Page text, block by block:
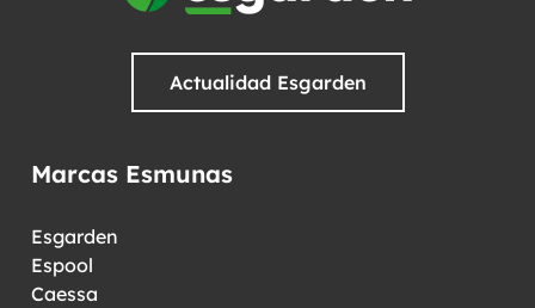
Actualidad Esgarden
Marcas Esmunas
Esgarden
Espool
Caessa